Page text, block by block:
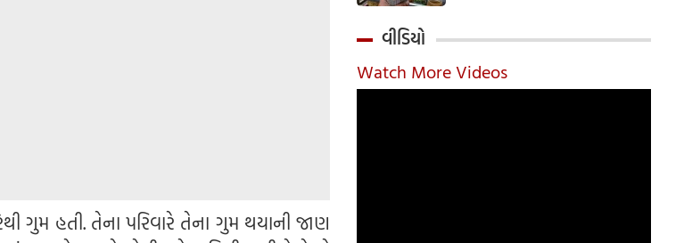
ગુમ હતી. તેના પરિવારે તેના ગુમ થયાની જાણ
વીડિયો
Watch More Videos